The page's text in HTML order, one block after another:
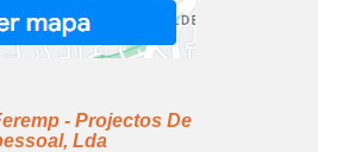
- Projectos De
Lda